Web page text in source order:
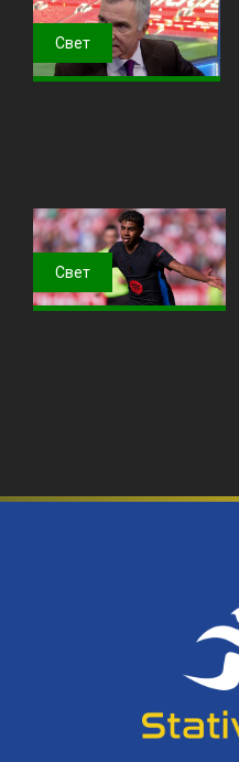
Свет
Свет